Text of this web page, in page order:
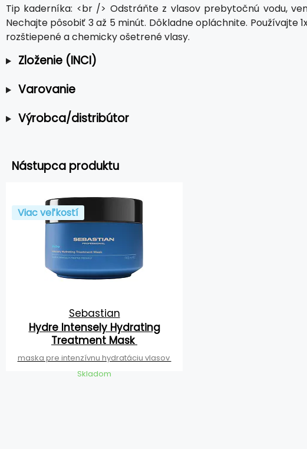
Tip kaderníka: <br /> Odstráňte z vlasov prebytočnú vodu,
Nechajte pôsobiť 3 až 5 minút. Dôkladne opláchnite. Používajte
rozštiepené a chemicky ošetrené vlasy.
Zloženie (INCI)
Varovanie
Výrobca/distribútor
Nástupca produktu
Viac veľkostí
Sebastian
Hydre Intensely Hydrating
Treatment Mask
maska pre intenzívnu hydratáciu vlasov
Skladom